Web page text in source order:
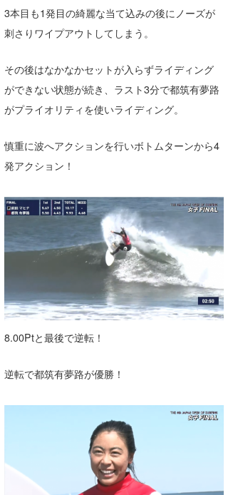
3本目も1発目の綺麗な当て込みの後にノーズが
刺さりワイプアウトしてしまう。
その後はなかなかセットが入らずライディング
ができない状態が続き、ラスト3分で都筑有夢路
がプライオリティを使いライディング。
慎重に波へアクションを行いボトムターンから4
発アクション！
8.00Ptと最後で逆転！
逆転で都筑有夢路が優勝！